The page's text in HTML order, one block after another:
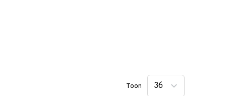
Toon